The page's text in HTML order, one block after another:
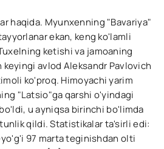
haqida. Myunxenning "Bavariya"
ekan, keng ko'lamli
ketishi va jamoaning
avlod Aleksandr Pavlovich
ko'proq. Himoyachi yarim
"Latsio"ga qarshi o'yindagi
u ayniqsa birinchi bo'limda
qildi. Statistikalar ta'sirli edi:
97 marta teginishdan olti